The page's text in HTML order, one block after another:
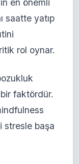
en önemli
saatte yatıp
rol oynar.
faktördür.
stresle başa